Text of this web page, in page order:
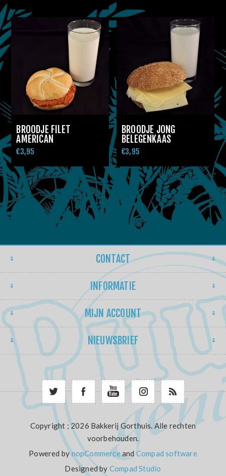
BROODJE FILET
AMERICAN
€3,95
BROODJE JONG
BELEGENKAAS
€3,95
CONTACT
INFORMATIE
MIJN ACCOUNT
NIEUWSBRIEF
Copyright ; 2026 Bakkerij Gorthuis. Alle rechten
voorbehouden.
Powered bynopCommerceandCompad software
Designed by Compad Studio